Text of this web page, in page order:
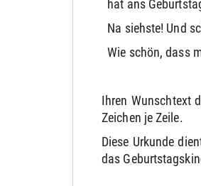
hat ans
Na siehste! Und
Wie schön, dass
Ihren Wunschtext
Zeichen je Zeile.
Diese Urkunde
das